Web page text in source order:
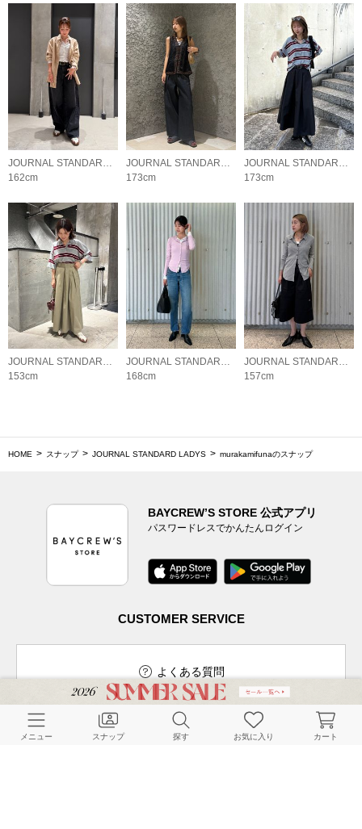
162cm
173cm
173cm
153cm
168cm
157cm
HOME スナップ JOURNAL STANDARD LADYS murakamifunaのスナップ
BAYCREW’S STORE 公式アプリ
パスワードレスでかんたんログイン
CUSTOMER SERVICE
よくある質問
メニュー スナップ 探す お気に入り カート